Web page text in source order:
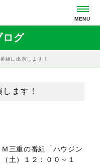
ログ
組に出演します！
ます！
三重の番組「ハウジン
土）１２：００～１